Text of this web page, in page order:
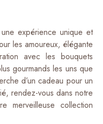
expérience unique et
les amoureux, élégante
avec les bouquets
gourmands les uns que
d’un cadeau pour un
rendez-vous dans notre
merveilleuse collection